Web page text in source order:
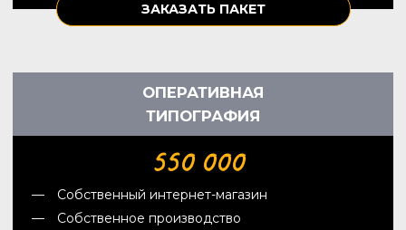
ЗАКАЗАТЬ ПАКЕТ
ОПЕРАТИВНАЯ
ТИПОГРАФИЯ
550 000
Собственный интернет-магазин
Собственное производство